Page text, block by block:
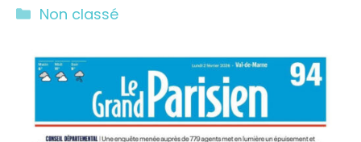
Catégories
Non classé